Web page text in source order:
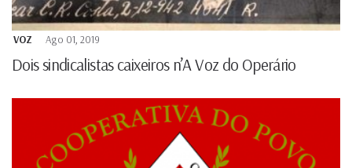
VOZ Ago 01, 2019
Dois sindicalistas caixeiros n’A Voz do Operário